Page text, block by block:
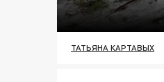
ТАТЬЯНА КАРТАВЫХ